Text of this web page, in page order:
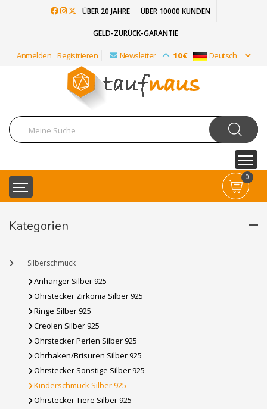
ÜBER 20 JAHRE ÜBER 10000 KUNDEN
GELD-ZURÜCK-GARANTIE
Anmelden Registrieren Newsletter 10€ Deutsch
0
Kategorien
Silberschmuck
Anhänger Silber 925
Ohrstecker Zirkonia Silber 925
Ringe Silber 925
Creolen Silber 925
Ohrstecker Perlen Silber 925
Ohrhaken/Brisuren Silber 925
Ohrstecker Sonstige Silber 925
Kinderschmuck Silber 925
Ohrstecker Tiere Silber 925